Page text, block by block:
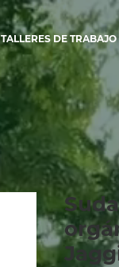
TALLERES DE TRABAJO